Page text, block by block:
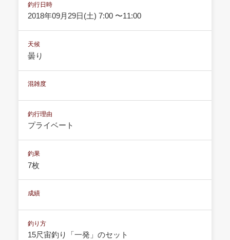
釣行日時
2018年09月29日(土) 7:00 〜11:00
天候
曇り
混雑度
釣行理由
プライベート
釣果
7枚
成績
釣り方
15尺宙釣り「一発」のセット